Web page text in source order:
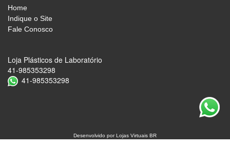
Home
Indique o Site
Fale Conosco
Loja Plásticos de Laboratório
41-985353298
41-985353298
Desenvolvido porLojas Virtuais BR